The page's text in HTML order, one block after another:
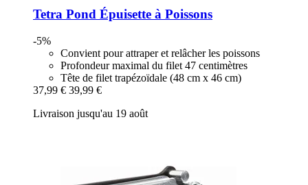
Tetra Pond Épuisette à Poissons
-5%
Convient pour attraper et relâcher les poissons
Profondeur maximal du filet 47 centimètres
Tête de filet trapézoïdale (48 cm x 46 cm)
37,99 € 39,99 €
Livraison jusqu'au 19 août